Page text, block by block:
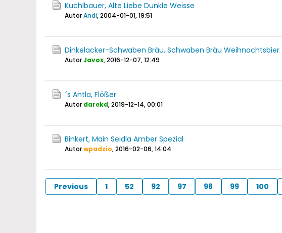
Kuchlbauer, Alte Liebe Dunkle Weisse
AutorAndi,2004-01-01, 19:51
Dinkelacker-Schwaben Bräu, Schwaben Bräu Weihnachtsbier
AutorJavox,2016-12-07, 12:49
´s Antla, Flößer
Autor darekd,2019-12-14, 00:01
Binkert, Main Seidla Amber Spezial
Autorwpadzio,2016-02-06, 14:04
Previous 1 52 92 97 98 99 100